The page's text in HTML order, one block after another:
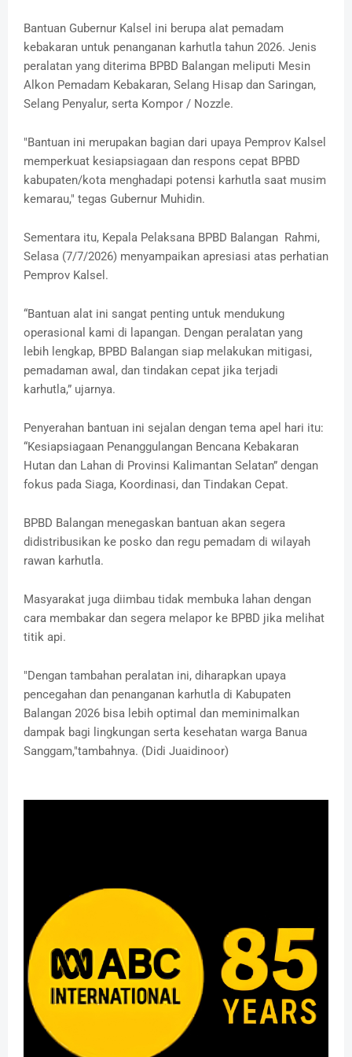
Bantuan Gubernur Kalsel ini berupa alat pemadam
kebakaran untuk penanganan karhutla tahun 2026. Jenis
peralatan yang diterima BPBD Balangan meliputi Mesin
Alkon Pemadam Kebakaran, Selang Hisap dan Saringan,
Selang Penyalur, serta Kompor / Nozzle.
"Bantuan ini merupakan bagian dari upaya Pemprov Kalsel
memperkuat kesiapsiagaan dan respons cepat BPBD
kabupaten/kota menghadapi potensi karhutla saat musim
kemarau," tegas Gubernur Muhidin.
Sementara itu, Kepala Pelaksana BPBD Balangan Rahmi,
Selasa (7/7/2026) menyampaikan apresiasi atas perhatian
Pemprov Kalsel.
“Bantuan alat ini sangat penting untuk mendukung
operasional kami di lapangan. Dengan peralatan yang
lebih lengkap, BPBD Balangan siap melakukan mitigasi,
pemadaman awal, dan tindakan cepat jika terjadi
karhutla,” ujarnya.
Penyerahan bantuan ini sejalan dengan tema apel hari itu:
“Kesiapsiagaan Penanggulangan Bencana Kebakaran
Hutan dan Lahan di Provinsi Kalimantan Selatan” dengan
fokus pada Siaga, Koordinasi, dan Tindakan Cepat.
BPBD Balangan menegaskan bantuan akan segera
didistribusikan ke posko dan regu pemadam di wilayah
rawan karhutla.
Masyarakat juga diimbau tidak membuka lahan dengan
cara membakar dan segera melapor ke BPBD jika melihat
titik api.
"Dengan tambahan peralatan ini, diharapkan upaya
pencegahan dan penanganan karhutla di Kabupaten
Balangan 2026 bisa lebih optimal dan meminimalkan
dampak bagi lingkungan serta kesehatan warga Banua
Sanggam,"tambahnya. (Didi Juaidinoor)